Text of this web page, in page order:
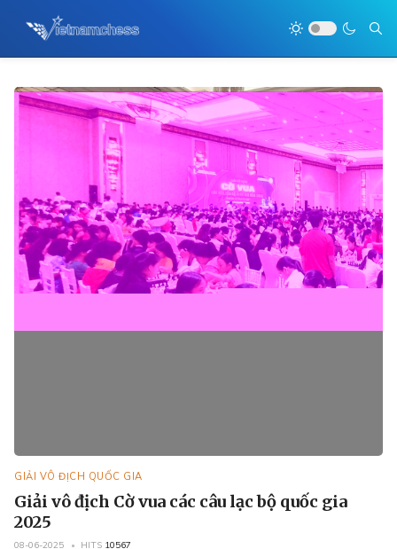
GIẢI VÔ ĐỊCH QUỐC GIA
Giải vô địch Cờ vua các câu lạc bộ quốc gia
2025
08-06-2025 HITS 10567